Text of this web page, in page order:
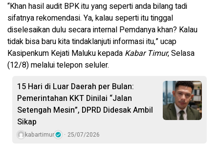
“Khan hasil audit BPK itu yang seperti anda bilang tadi
sifatnya rekomendasi. Ya, kalau seperti itu tinggal
diselesaikan dulu secara internal Pemdanya khan? Kalau
tidak bisa baru kita tindaklanjuti informasi itu,” ucap
Kasipenkum Kejati Maluku kepada Kabar Timur, Selasa
(12/8) melalui telepon seluler.
15 Hari di Luar Daerah per Bulan:
Pemerintahan KKT Dinilai “Jalan
Setengah Mesin”, DPRD Didesak Ambil
Sikap
kabartimur 25/07/2026